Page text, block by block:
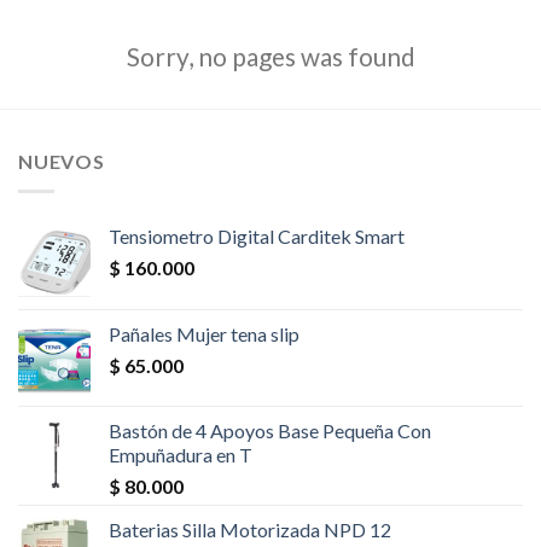
Sorry, no pages was found
NUEVOS
Tensiometro Digital Carditek Smart
$ 160.000
Pañales Mujer tena slip
$ 65.000
Bastón de 4 Apoyos Base Pequeña Con
Empuñadura en T
$ 80.000
Baterias Silla Motorizada NPD 12